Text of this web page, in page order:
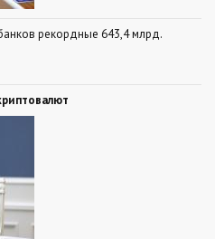
рекордные 643,4 млрд.